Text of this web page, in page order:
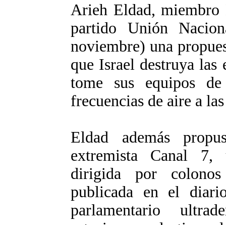
Arieh Eldad, miembro
partido Unión
noviembre) una
que Israel destruya las
tome sus equipos
frecuencias de aire a
Eldad además
extremista Canal 7,
dirigida por
publicada en el
parlamentario